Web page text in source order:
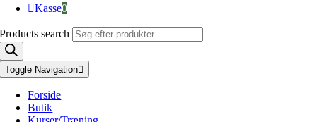
Kasse0
Products search
Toggle Navigation
Forside
Butik